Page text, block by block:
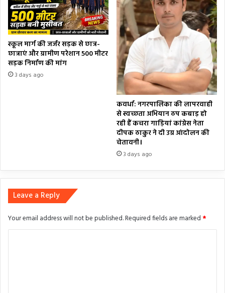
स्कूल मार्ग की जर्जर सड़क से छात्र-
छात्राएं और ग्रामीण परेशान 500 मीटर
सड़क निर्माण की मांग
3 days ago
कवर्धा: नगरपालिका की लापरवाही
से स्वच्छता अभियान ठप कबाड़ हो
रही हैं कचरा गाड़ियां कांग्रेस नेता
दीपक ठाकुर ने दी उग्र आंदोलन की
चेतावनी।
3 days ago
Leave a Reply
Your email address will not be published.Required fields are marked *